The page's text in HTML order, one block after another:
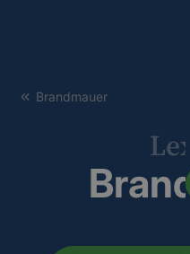
Brandmauer